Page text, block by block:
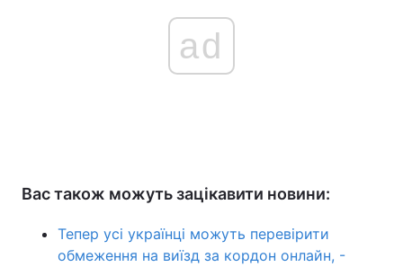
ad
Вас також можуть зацікавити новини:
Тепер усі українці можуть перевірити
обмеження на виїзд за кордон онлайн, -